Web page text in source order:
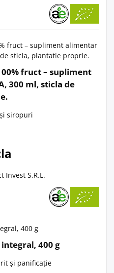
fruct – supliment
300 ml, sticla de
siropuri
Invest S.R.L.
400 g
și panificație